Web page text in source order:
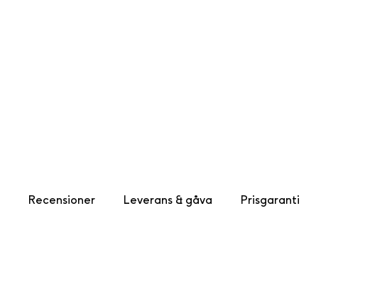
Recensioner Leverans & gåva Prisgaranti